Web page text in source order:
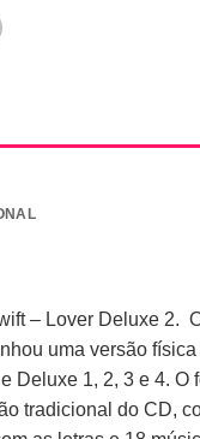
– Lover Deluxe 2.
uma versão
Deluxe 1, 2, 3 e 4. O
tradicional do CD,